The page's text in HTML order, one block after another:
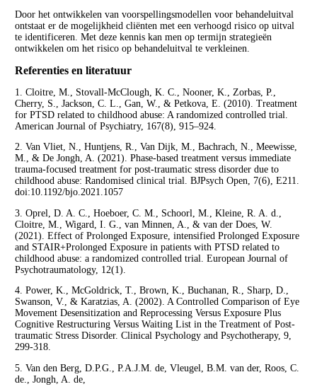
Door het ontwikkelen van voorspellingsmodellen voor behandeluitval
ontstaat er de mogelijkheid cliënten met een verhoogd risico op uitval
te identificeren. Met deze kennis kan men op termijn strategieën
ontwikkelen om het risico op behandeluitval te verkleinen.
Referenties en literatuur
1. Cloitre, M., Stovall-McClough, K. C., Nooner, K., Zorbas, P.,
Cherry, S., Jackson, C. L., Gan, W., & Petkova, E. (2010). Treatment
for PTSD related to childhood abuse: A randomized controlled trial.
American Journal of Psychiatry, 167(8), 915–924.
2. Van Vliet, N., Huntjens, R., Van Dijk, M., Bachrach, N., Meewisse,
M., & De Jongh, A. (2021). Phase-based treatment versus immediate
trauma-focused treatment for post-traumatic stress disorder due to
childhood abuse: Randomised clinical trial. BJPsych Open, 7(6), E211.
doi:10.1192/bjo.2021.1057
3. Oprel, D. A. C., Hoeboer, C. M., Schoorl, M., Kleine, R. A. d.,
Cloitre, M., Wigard, I. G., van Minnen, A., & van der Does, W.
(2021). Effect of Prolonged Exposure, intensified Prolonged Exposure
and STAIR+Prolonged Exposure in patients with PTSD related to
childhood abuse: a randomized controlled trial. European Journal of
Psychotraumatology, 12(1).
4. Power, K., McGoldrick, T., Brown, K., Buchanan, R., Sharp, D.,
Swanson, V., & Karatzias, A. (2002). A Controlled Comparison of Eye
Movement Desensitization and Reprocessing Versus Exposure Plus
Cognitive Restructuring Versus Waiting List in the Treatment of Post-
traumatic Stress Disorder. Clinical Psychology and Psychotherapy, 9,
299-318.
5. Van den Berg, D.P.G., P.A.J.M. de, Vleugel, B.M. van der, Roos, C.
de., Jongh, A. de,